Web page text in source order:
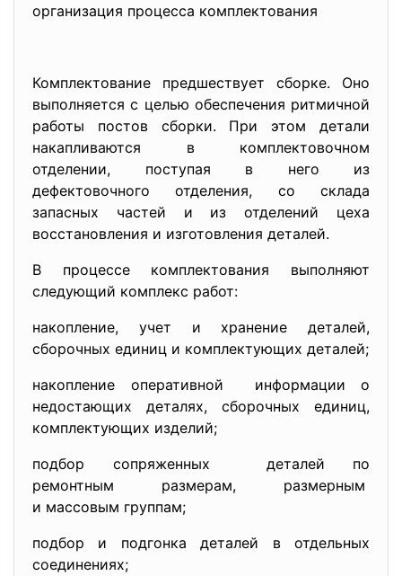
организация процесса комплектования
Комплектование предшествует сборке. Оно
выполняется с целью обеспечения ритмичной
работы постов сборки. При этом детали
накапливаются в комплектовочном
отделении, поступая в него из
дефектовочного отделения, со склада
запасных частей и из отделений цеха
восстановления и изготовления деталей.
В процессе комплектования выполняют
следующий комплекс работ:
накопление, учет и хранение деталей,
сборочных единиц и комплектующих деталей;
накопление оперативной информации о
недостающих деталях, сборочных единиц,
комплектующих изделий;
подбор сопряженных деталей по
ремонтным размерам, размерным
и массовым группам;
подбор и подгонка деталей в отдельных
соединениях;